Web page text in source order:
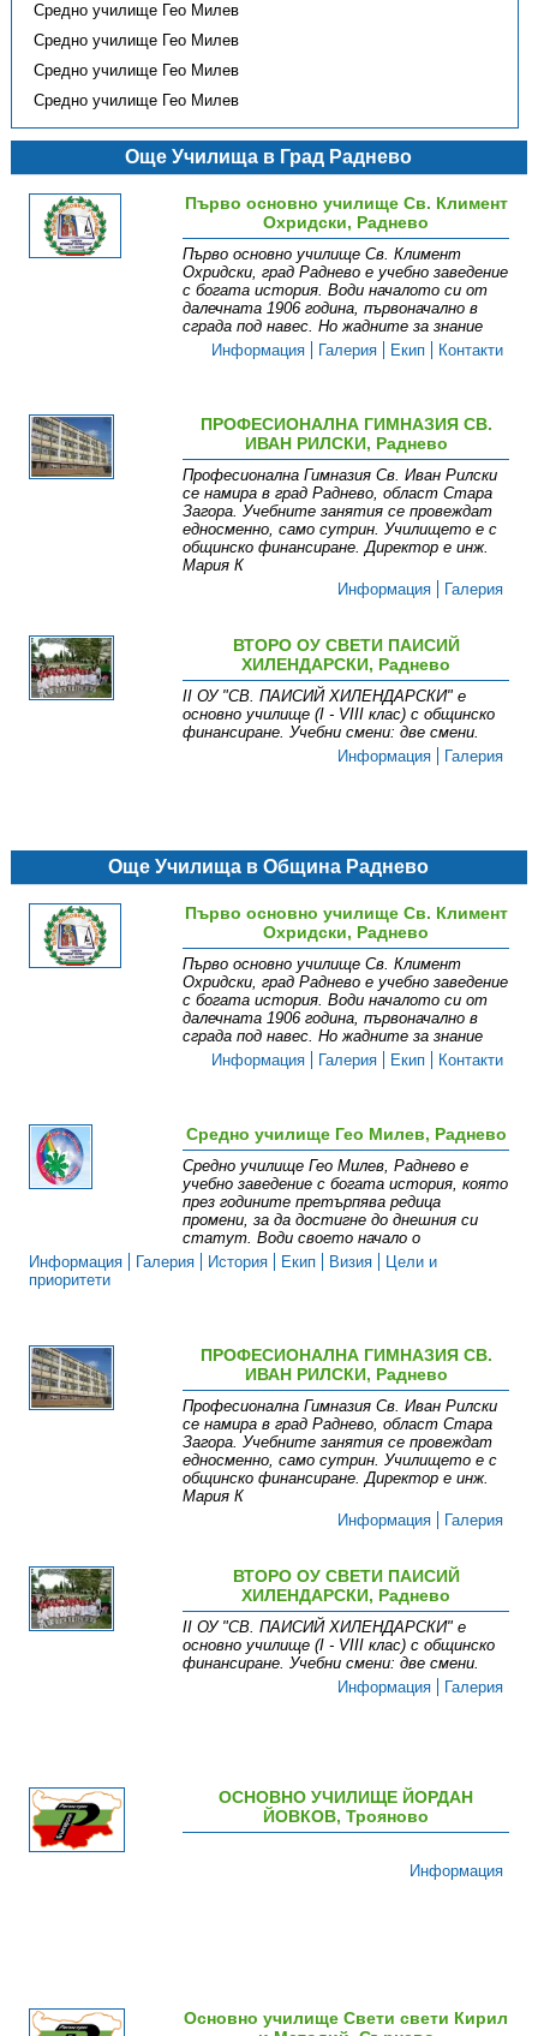
Средно училище Гео Милев
Средно училище Гео Милев
Средно училище Гео Милев
Средно училище Гео Милев
Още Училища в Град Раднево
Първо основно училище Св. Климент
Охридски, Раднево
Първо основно училище Св. Климент
Охридски, град Раднево е учебно заведение
с богата история. Води началото си от
далечната 1906 година, първоначално в
сграда под навес. Но жадните за знание
Информация
Галерия Екип Контакти
ПРОФЕСИОНАЛНА ГИМНАЗИЯ СВ.
ИВАН РИЛСКИ, Раднево
Професионална Гимназия Св. Иван Рилски
се намира в град Раднево, област Стара
Загора. Учебните занятия се провеждат
едносменно, само сутрин. Училището е с
общинско финансиране. Директор е инж.
Мария К
Информация
Галерия
ВТОРО ОУ СВЕТИ ПАИСИЙ
ХИЛЕНДАРСКИ, Раднево
ІІ ОУ "СВ. ПАИСИЙ ХИЛЕНДАРСКИ " е
основно училище (І - VІІІ клас) с общинско
финансиране. Учебни смени: две смени .
Информация
Галерия
Още Училища в Община Раднево
Първо основно училище Св. Климент
Охридски, Раднево
Първо основно училище Св. Климент
Охридски, град Раднево е учебно заведение
с богата история. Води началото си от
далечната 1906 година, първоначално в
сграда под навес. Но жадните за знание
Информация
Галерия Екип Контакти
Средно училище Гео Милев, Раднево
Средно училище Гео Милев, Раднево е
учебно заведение с богата история, която
през годините претърпява редица
промени, за да достигне до днешния си
статут. Води своето начало о
Информация
Галерия История Екип Визия
Цели и
приоритети
ПРОФЕСИОНАЛНА ГИМНАЗИЯ СВ.
ИВАН РИЛСКИ, Раднево
Професионална Гимназия Св. Иван Рилски
се намира в град Раднево, област Стара
Загора. Учебните занятия се провеждат
едносменно, само сутрин. Училището е с
общинско финансиране. Директор е инж.
Мария К
Информация
Галерия
ВТОРО ОУ СВЕТИ ПАИСИЙ
ХИЛЕНДАРСКИ, Раднево
ІІ ОУ "СВ. ПАИСИЙ ХИЛЕНДАРСКИ " е
основно училище (І - VІІІ клас) с общинско
финансиране. Учебни смени: две смени .
Информация
Галерия
ОСНОВНО УЧИЛИЩЕ ЙОРДАН
ЙОВКОВ, Трояново
Информация
Основно училище Свети свети Кирил